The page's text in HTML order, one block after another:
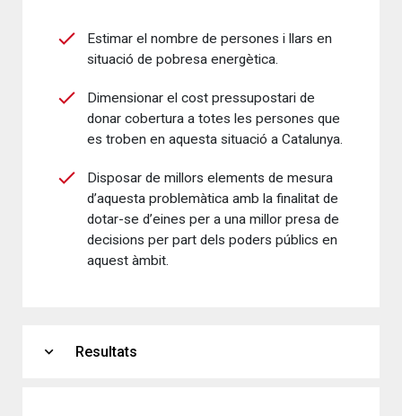
Estimar el nombre de persones i llars en
situació de pobresa energètica.
Dimensionar el cost pressupostari de
donar cobertura a totes les persones que
es troben en aquesta situació a Catalunya.
Disposar de millors elements de mesura
d’aquesta problemàtica amb la finalitat de
dotar-se d’eines per a una millor presa de
decisions per part dels poders públics en
aquest àmbit.
expand_more Resultats